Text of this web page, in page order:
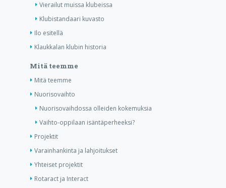
Vierailut muissa klubeissa
Klubistandaari kuvasto
Ilo esitellä
Klaukkalan klubin historia
Mitä teemme
Mitä teemme
Nuorisovaihto
Nuorisovaihdossa olleiden kokemuksia
Vaihto-oppilaan isäntäperheeksi?
Projektit
Varainhankinta ja lahjoitukset
Yhteiset projektit
Rotaract ja Interact